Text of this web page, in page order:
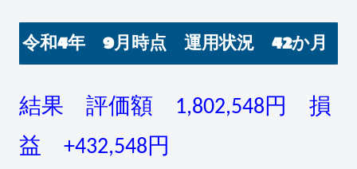
令和4年 9月時点 運用状況 42か月
結果 評価額 1,802,548円 損
益 +432,548円